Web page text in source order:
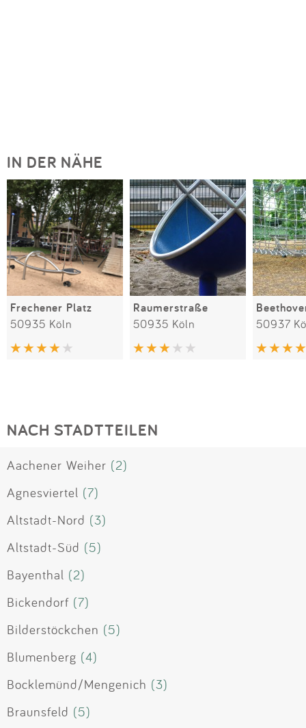
IN DER NÄHE
Frechener Platz
50935 Köln
Raumerstraße
50935 Köln 50937
NACH STADTTEILEN
Aachener Weiher (2)
Agnesviertel (7)
Altstadt-Nord (3)
Altstadt-Süd (5)
Bayenthal (2)
Bickendorf (7)
Bilderstöckchen (5)
Blumenberg (4)
Bocklemünd/Mengenich (3)
Braunsfeld (5)